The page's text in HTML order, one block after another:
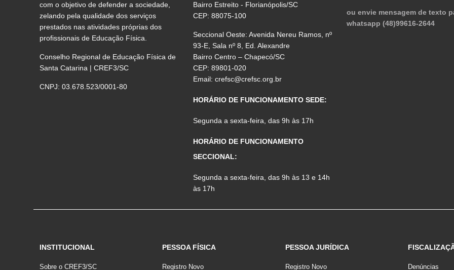
com o objetivo de defender a sociedade,
zelando pela qualidade dos serviços
prestados nas atividades próprias dos
profissionais de Educação Física.
Conselho Regional de Educação Física de
Santa Catarina | CREF3/SC
CNPJ: 03.678.523/0001-80
Bairro Estreito - Florianópolis/SC
CEP: 88075-100
Seccional Oeste: Avenida Nereu Ramos, nº
93-E, Sala nº 8, Ed. Alexandre
Bairro Centro – Chapecó/SC
CEP: 89801-020
Email:crefsc@crefsc.org.br
HORÁRIO DE FUNCIONAMENTO SEDE:
Segunda a sexta-feira, das 9h às 17h
HORÁRIO DE FUNCIONAMENTO
SECCIONAL:
Segunda a sexta-feira, das 9h às 13 e 14h
às 17h
ou envie mensagem de texto
whatsapp (48)99616-2644
INSTITUCIONAL
Sobre o CREF3/SC
PESSOA FÍSICA
Registro Novo
PESSOA JURÍDICA
Registro Novo Denúncias